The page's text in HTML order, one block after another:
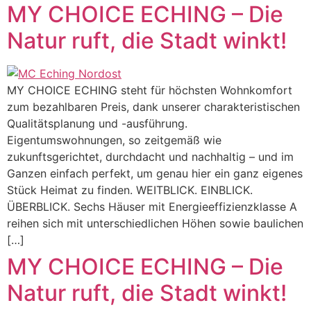
MY CHOICE ECHING – Die
Natur ruft, die Stadt winkt!
MY CHOICE ECHING steht für höchsten Wohnkomfort
zum bezahlbaren Preis, dank unserer charakteristischen
Qualitätsplanung und -ausführung.
Eigentumswohnungen, so zeitgemäß wie
zukunftsgerichtet, durchdacht und nachhaltig – und im
Ganzen einfach perfekt, um genau hier ein ganz eigenes
Stück Heimat zu finden. WEITBLICK. EINBLICK.
ÜBERBLICK. Sechs Häuser mit Energieeffizienzklasse A
reihen sich mit unterschiedlichen Höhen sowie baulichen
[…]
MY CHOICE ECHING – Die
Natur ruft, die Stadt winkt!